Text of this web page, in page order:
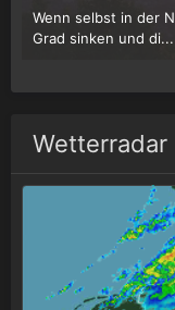
Wenn selbst in der
Grad sinken und di...
Wetterradar